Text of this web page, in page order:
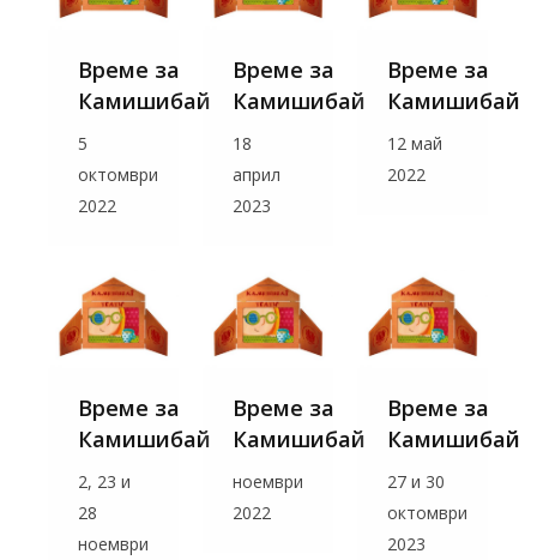
Време за
Камишибай
5
октомври
2022
Време за
Камишибай
18
април
2023
Време за
Камишибай
12 май
2022
Време за
Камишибай
2, 23 и
28
ноември
Време за
Камишибай
ноември
2022
Време за
Камишибай
27 и 30
октомври
2023